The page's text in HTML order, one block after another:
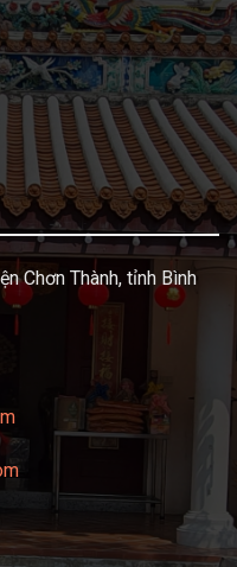
Chơn Thành, tỉnh Bình